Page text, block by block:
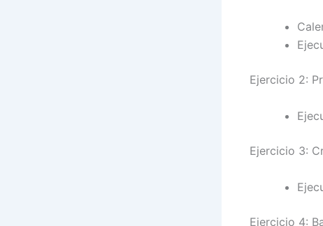
Ejercicio 2:
Ejercicio 3:
Ejercicio 4: